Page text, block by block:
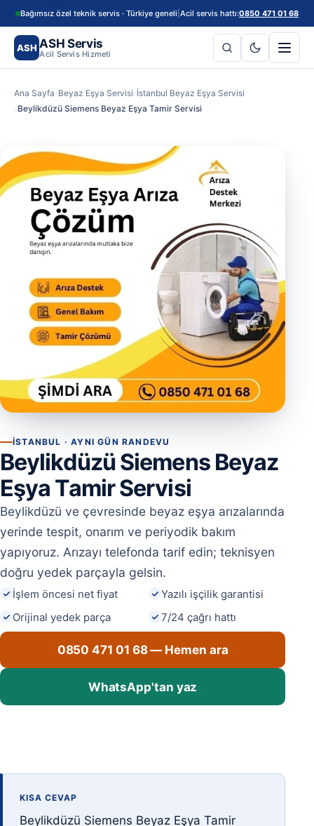
Bağımsız özel teknik servis · Türkiye geneli Acil servis hattı:0850 471 01 68
ASH ASH Servis
Acil Servis Hizmeti
Ana Sayfa Beyaz Eşya Servisi İstanbul Beyaz Eşya Servisi
Beylikdüzü Siemens Beyaz Eşya Tamir Servisi
İSTANBUL · AYNI GÜN RANDEVU
Beylikdüzü Siemens Beyaz
Eşya Tamir Servisi
Beylikdüzü ve çevresinde beyaz eşya arızalarında
yerinde tespit, onarım ve periyodik bakım
yapıyoruz. Arızayı telefonda tarif edin; teknisyen
doğru yedek parçayla gelsin.
İşlem öncesi net fiyat
Yazılı işçilik garantisi
Orijinal yedek parça
7/24 çağrı hattı
0850 471 01 68 — Hemen ara
WhatsApp'tan yaz
KISA CEVAP
Beylikdüzü Siemens Beyaz Eşya Tamir